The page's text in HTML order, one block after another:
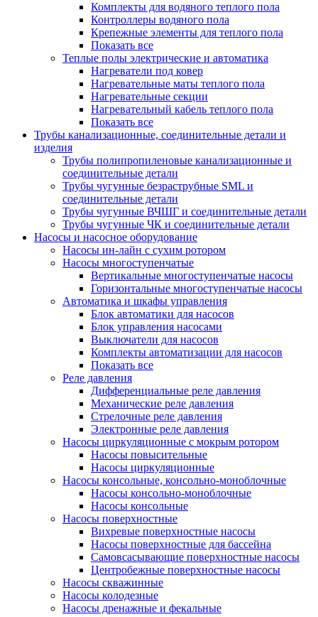
Комплекты для водяного теплого пола
Контроллеры водяного пола
Крепежные элементы для теплого пола
Показать все
Теплые полы электрические и автоматика
Нагреватели под ковер
Нагревательные маты теплого пола
Нагревательные секции
Нагревательный кабель теплого пола
Показать все
Трубы канализационные, соединительные детали и
изделия
Трубы полипропиленовые канализационные и
соединительные детали
Трубы чугунные безраструбные SML и
соединительные детали
Трубы чугунные ВЧШГ и соединительные детали
Трубы чугунные ЧК и соединительные детали
Насосы и насосное оборудование
Насосы ин-лайн с сухим ротором
Насосы многоступенчатые
Вертикальные многоступенчатые насосы
Горизонтальные многоступенчатые насосы
Автоматика и шкафы управления
Блок автоматики для насосов
Блок управления насосами
Выключатели для насосов
Комплекты автоматизации для насосов
Показать все
Реле давления
Дифференциальные реле давления
Механические реле давления
Стрелочные реле давления
Электронные реле давления
Насосы циркуляционные с мокрым ротором
Насосы повысительные
Насосы циркуляционные
Насосы консольные, консольно-моноблочные
Насосы консольно-моноблочные
Насосы консольные
Насосы поверхностные
Вихревые поверхностные насосы
Насосы поверхностные для бассейна
Самовсасывающие поверхностные насосы
Центробежные поверхностные насосы
Насосы скважинные
Насосы колодезные
Насосы дренажные и фекальные